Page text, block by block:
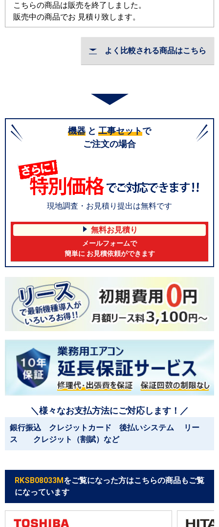
こちらの商品は販売を終了しました。
販売中の商品でお 見積り致します。
よく比較される商品はこちら
機器 と 工事セットで
ご注文の場合
現地調査・お見積り提出は無料です
無料お見積り
メールフォームで
簡単に お見積依頼ができます
＼様々なお支払方法にご対応します！／
銀行振込 クレジットカード 後払いシステム リー
ス クレジット（割賦）など
RKSB08033M をご覧になった方はこちらの商品もご覧
になっています